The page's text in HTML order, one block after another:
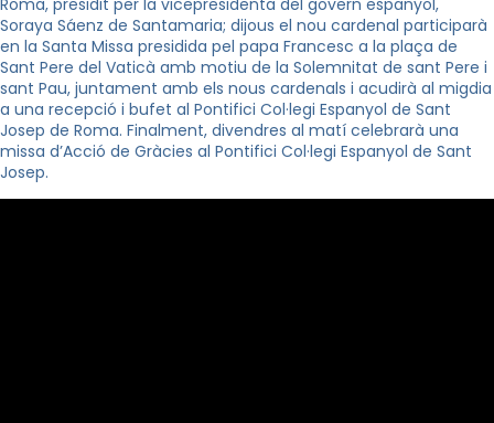
Roma, presidit per la vicepresidenta del govern espanyol,
Soraya Sáenz de Santamaria; dijous el nou cardenal participarà
en la Santa Missa presidida pel papa Francesc a la plaça de
Sant Pere del Vaticà amb motiu de la Solemnitat de sant Pere i
sant Pau, juntament amb els nous cardenals i acudirà al migdia
a una recepció i bufet al Pontifici Col·legi Espanyol de Sant
Josep de Roma. Finalment, divendres al matí celebrarà una
missa d’Acció de Gràcies al Pontifici Col·legi Espanyol de Sant
Josep.